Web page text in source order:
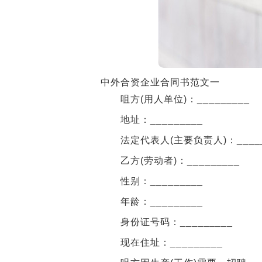
中外合资企业合同书范文一
咀方(用人单位)：_________
地址：_________
法定代表人(主要负责人)：
乙方(劳动者)：_________
性别：_________
年龄：_________
身份证号码：_________
现在住址：_________